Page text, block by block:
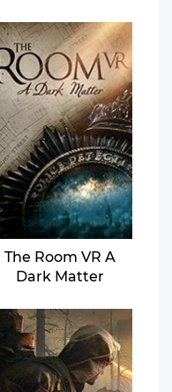
The Room VR A
Dark Matter